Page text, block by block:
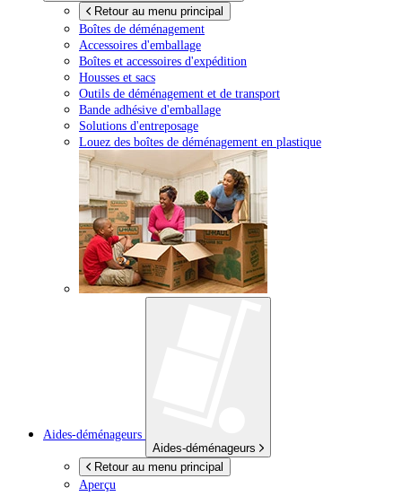
Retour au menu principal
Boîtes de déménagement
Accessoires d'emballage
Boîtes et accessoires d'expédition
Housses et sacs
Outils de déménagement et de transport
Bande adhésive d'emballage
Solutions d'entreposage
Louez des boîtes de déménagement en plastique
Aides-déménageurs
Aides-déménageurs
Retour au menu principal
Aperçu